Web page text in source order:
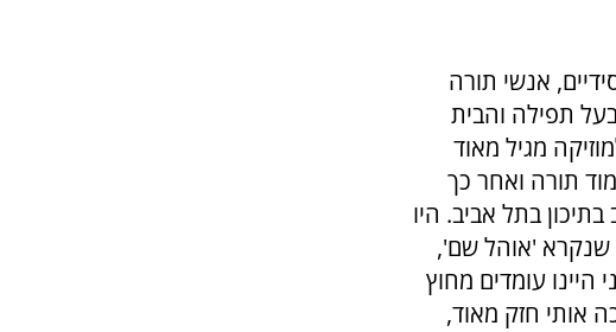
אנשי תורה
תפילה והבית
מגיל מאוד
תורה ואחר כך
בתל אביב. היו
שנקרא 'אוהל שם',
היינו עומדים מחוץ
אותי חזק מאוד,